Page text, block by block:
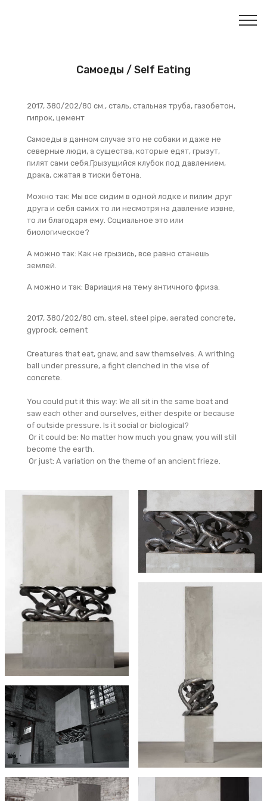
Самоеды / Self Eating
2017, 380/202/80 см., сталь, стальная труба, газобетон,
гипрок, цемент
Самоеды в данном случае это не собаки и даже не
северные люди, а существа, которые едят, грызут,
пилят сами себя.Грызущийся клубок под давлением,
драка, сжатая в тиски бетона.
Можно так: Мы все сидим в одной лодке и пилим друг
друга и себя самих то ли несмотря на давление извне,
то ли благодаря ему. Социальное это или
биологическое?
А можно так: Как не грызись, все равно станешь
землей.
А можно и так: Вариация на тему античного фриза.
2017, 380/202/80 cm, steel, steel pipe, aerated concrete,
gyprock, cement
Creatures that eat, gnaw, and saw themselves. A writhing
ball under pressure, a fight clenched in the vise of
concrete.
You could put it this way: We all sit in the same boat and
saw each other and ourselves, either despite or because
of outside pressure. Is it social or biological?
Or it could be: No matter how much you gnaw, you will still
become the earth.
Or just: A variation on the theme of an ancient frieze.